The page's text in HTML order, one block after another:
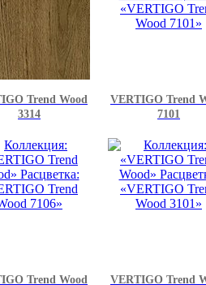
Trend Wood
3314
VERTIGO Trend
7101
Trend Wood VERTIGO Trend